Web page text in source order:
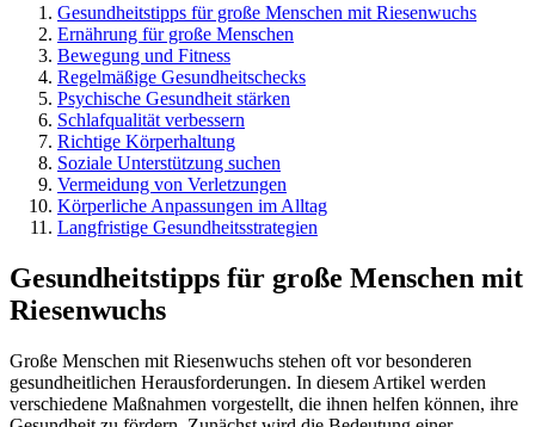
Gesundheitstipps für große Menschen mit Riesenwuchs
Ernährung für große Menschen
Bewegung und Fitness
Regelmäßige Gesundheitschecks
Psychische Gesundheit stärken
Schlafqualität verbessern
Richtige Körperhaltung
Soziale Unterstützung suchen
Vermeidung von Verletzungen
Körperliche Anpassungen im Alltag
Langfristige Gesundheitsstrategien
Gesundheitstipps für große Menschen mit
Riesenwuchs
Große Menschen mit Riesenwuchs stehen oft vor besonderen
gesundheitlichen Herausforderungen. In diesem Artikel werden
verschiedene Maßnahmen vorgestellt, die ihnen helfen können, ihre